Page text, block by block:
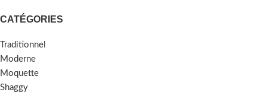
CATÉGORIES
Traditionnel
Moderne
Moquette
Shaggy